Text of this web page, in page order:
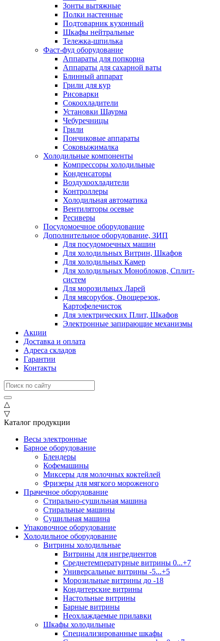
Зонты вытяжные
Полки настенные
Подтоварник кухонный
Шкафы нейтральные
Тележка-шпилька
Фаст-фуд оборудование
Аппараты для попкорна
Аппараты для сахарной ваты
Блинный аппарат
Грили для кур
Рисоварки
Сокоохладители
Установки Шаурма
Чебуречницы
Грили
Пончиковые аппараты
Соковыжималка
Холодильные компоненты
Компрессоры холодильные
Конденсаторы
Воздухоохладители
Контроллеры
Холодильная автоматика
Вентиляторы осевые
Ресиверы
Посудомоечное оборудование
Дополнительное оборудование, ЗИП
Для посудомоечных машин
Для холодильных Витрин, Шкафов
Для холодильных Камер
Для холодильных Моноблоков, Сплит-
систем
Для морозильных Ларей
Для мясорубок, Овощерезок,
Картофелечисток
Для электрических Плит, Шкафов
Электронные запирающие механизмы
Акции
Доставка и оплата
Адреса складов
Гарантии
Контакты
△
▽
Каталог продукции
Весы электронные
Барное оборудование
Блендеры
Кофемашины
Миксеры для молочных коктейлей
Фризеры для мягкого мороженого
Прачечное оборудование
Стирально-сушильная машина
Стиральные машины
Сушильная машина
Упаковочное оборудование
Холодильное оборудование
Витрины холодильные
Витрины для ингредиентов
Среднетемпературные витрины 0...+7
Универсальные витрины -5...+5
Морозильные витрины до -18
Кондитерские витрины
Настольные витрины
Барные витрины
Неохлаждаемые прилавки
Шкафы холодильные
Cпециализированные шкафы